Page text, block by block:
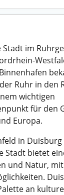
Stadt im
Ruhr in den
wichtigen
für den
Europa.
in
Stadt bietet
und Natur,
an